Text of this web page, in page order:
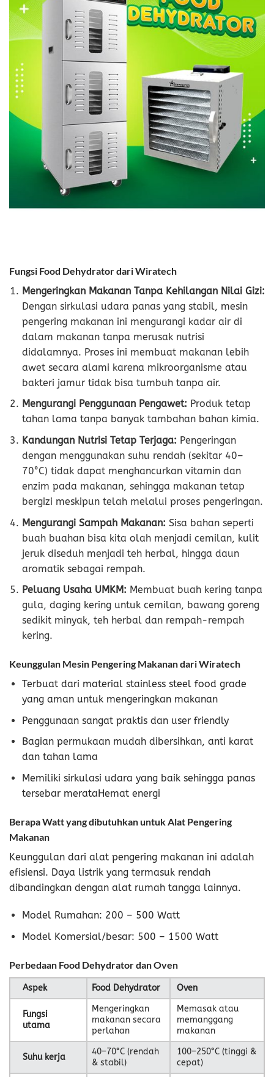
Fungsi Food Dehydrator dari Wiratech
Mengeringkan Makanan Tanpa Kehilangan Nilai Gizi:
Dengan sirkulasi udara panas yang stabil, mesin
pengering makanan ini mengurangi kadar air di
dalam makanan tanpa merusak nutrisi
didalamnya. Proses ini membuat makanan lebih
awet secara alami karena mikroorganisme atau
bakteri jamur tidak bisa tumbuh tanpa air.
Mengurangi Penggunaan Pengawet: Produk tetap
tahan lama tanpa banyak tambahan bahan kimia.
Kandungan Nutrisi Tetap Terjaga: Pengeringan
dengan menggunakan suhu rendah (sekitar 40–
70°C) tidak dapat menghancurkan vitamin dan
enzim pada makanan, sehingga makanan tetap
bergizi meskipun telah melalui proses pengeringan.
Mengurangi Sampah Makanan: Sisa bahan seperti
buah buahan bisa kita olah menjadi cemilan, kulit
jeruk diseduh menjadi teh herbal, hingga daun
aromatik sebagai rempah.
Peluang Usaha UMKM: Membuat buah kering tanpa
gula, daging kering untuk cemilan, bawang goreng
sedikit minyak, teh herbal dan rempah-rempah
kering.
Keunggulan Mesin Pengering Makanan dari Wiratech
Terbuat dari material stainless steel food grade
yang aman untuk mengeringkan makanan
Penggunaan sangat praktis dan user friendly
Bagian permukaan mudah dibersihkan, anti karat
dan tahan lama
Memiliki sirkulasi udara yang baik sehingga panas
tersebar merataHemat energi
Berapa Watt yang dibutuhkan untuk Alat Pengering
Makanan
Keunggulan dari alat pengering makanan ini adalah
efisiensi. Daya listrik yang termasuk rendah
dibandingkan dengan alat rumah tangga lainnya.
Model Rumahan: 200 – 500 Watt
Model Komersial/besar: 500 – 1500 Watt
Perbedaan Food Dehydrator dan Oven
Aspek Food Dehydrator Oven
Fungsi
utama
Mengeringkan
makanan secara
perlahan
Memasak atau
memanggang
makanan
Suhu kerja
40–70°C (rendah
& stabil)
100–250°C (tinggi &
cepat)